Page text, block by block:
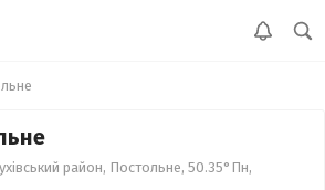
район, Постольне, 50.35°Пн,